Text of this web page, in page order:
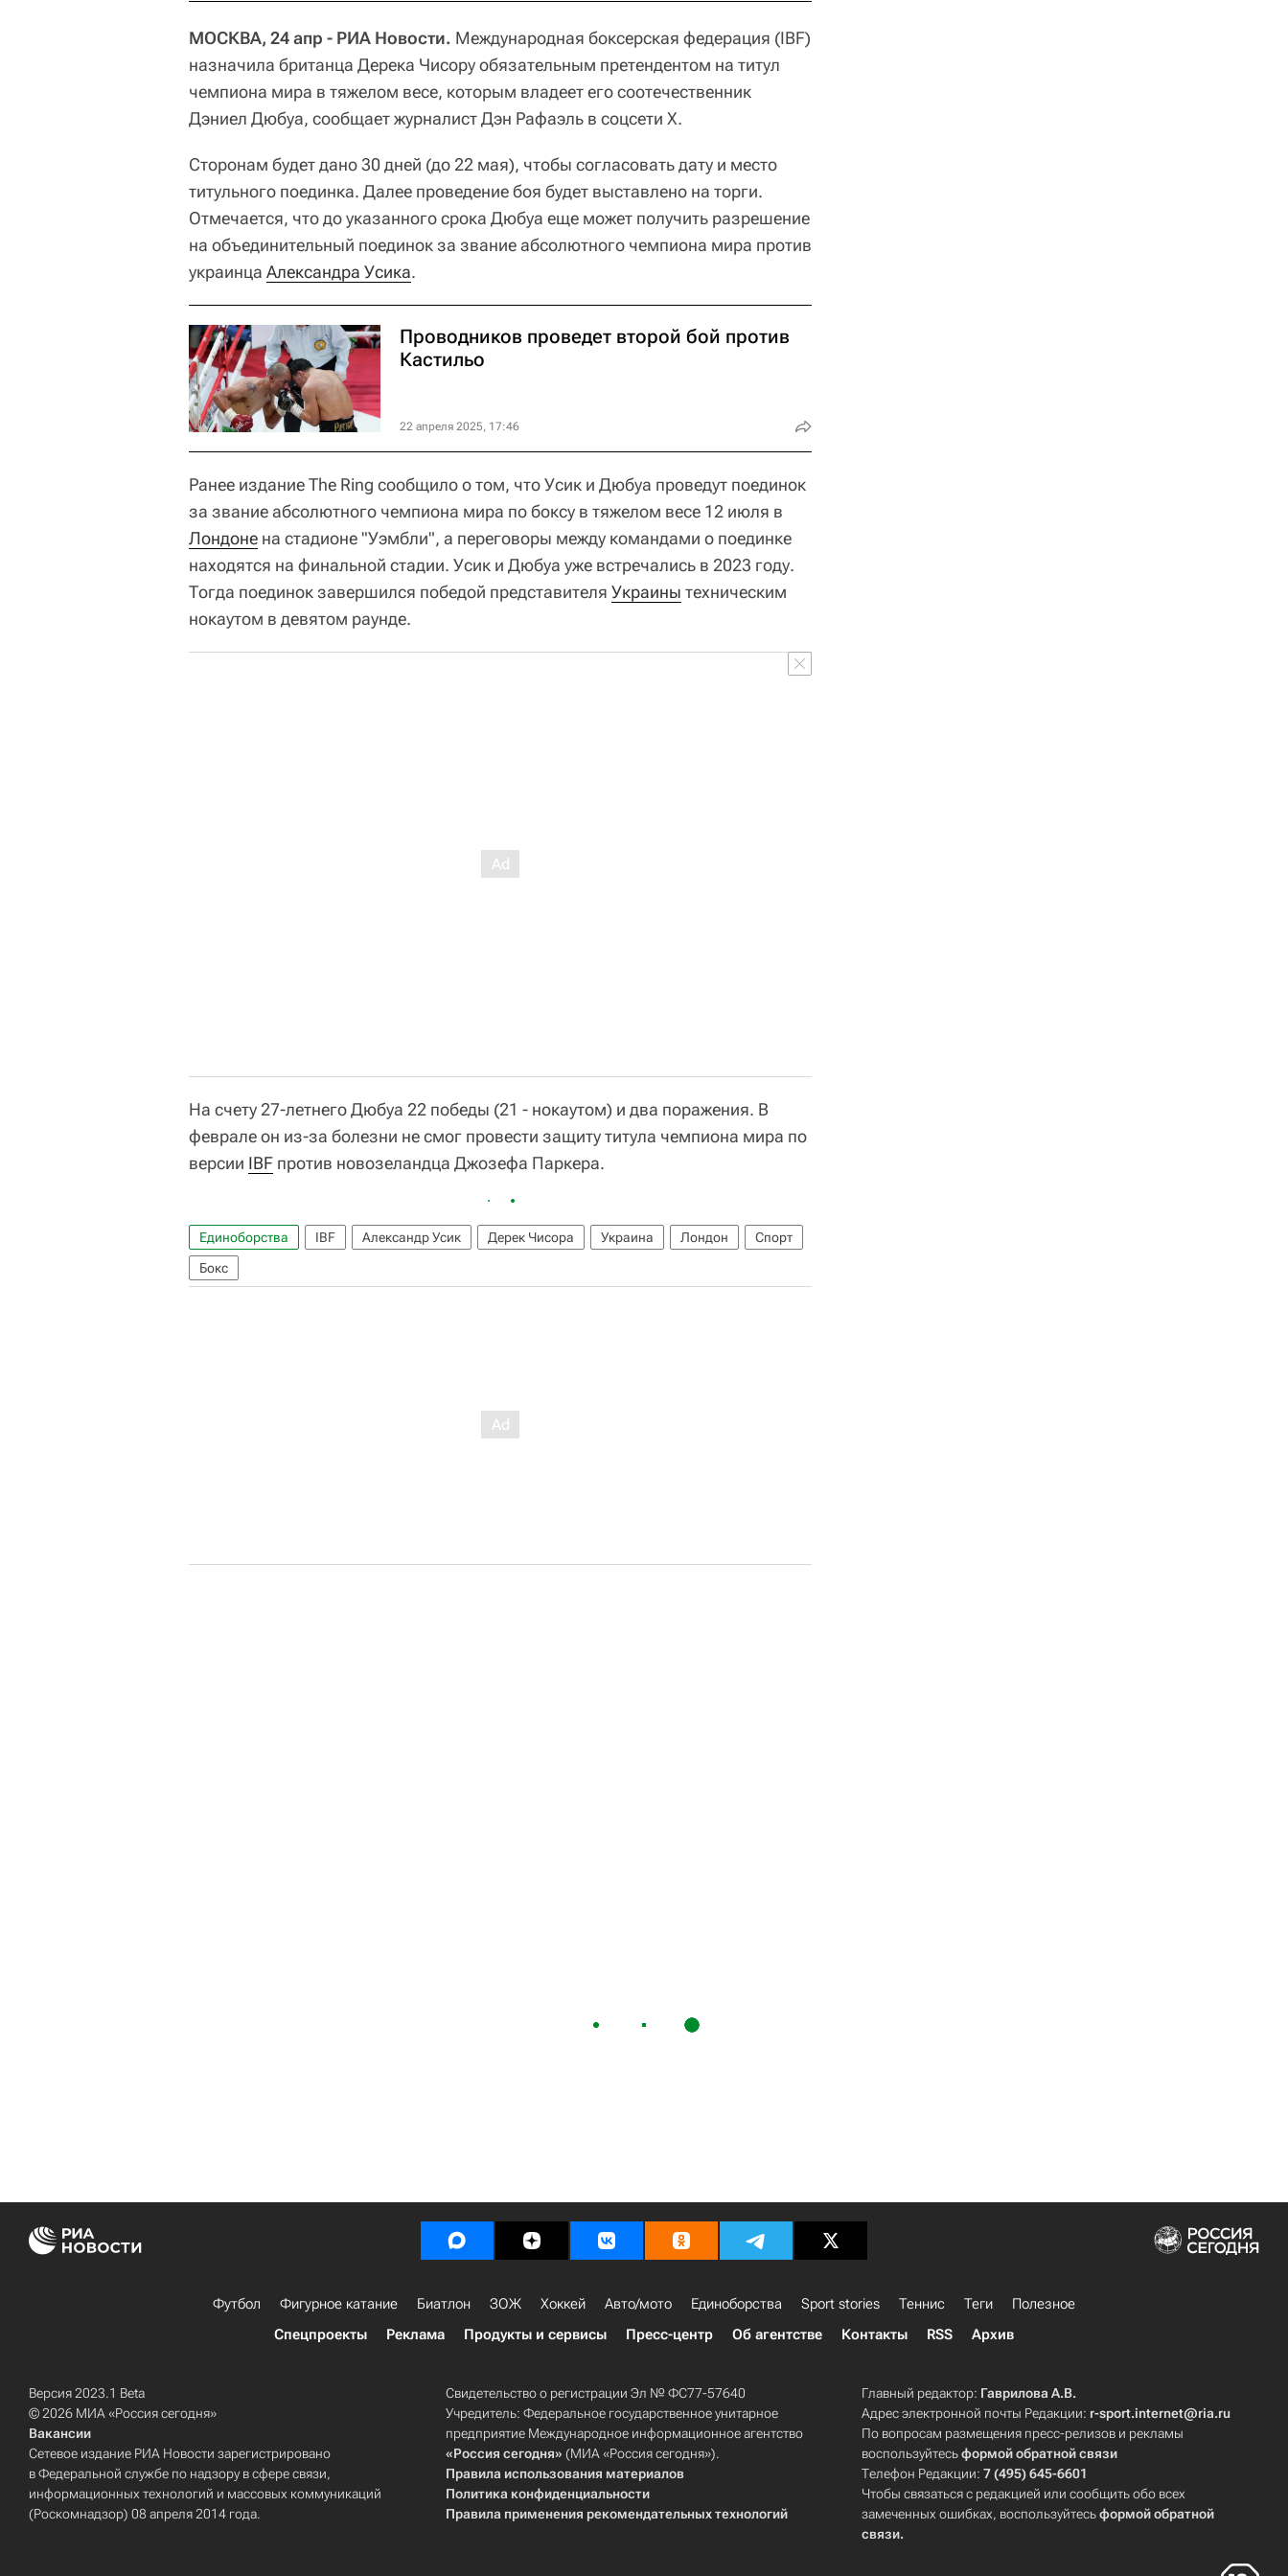
МОСКВА, 24 апр - РИА Новости. Международная боксерская федерация (IBF)
назначила британца Дерека Чисору обязательным претендентом на титул
чемпиона мира в тяжелом весе, которым владеет его соотечественник
Дэниел Дюбуа, сообщает журналист Дэн Рафаэль в соцсети Х.
Сторонам будет дано 30 дней (до 22 мая), чтобы согласовать дату и место
титульного поединка. Далее проведение боя будет выставлено на торги.
Отмечается, что до указанного срока Дюбуа еще может получить разрешение
на объединительный поединок за звание абсолютного чемпиона мира против
украинца Александра Усика.
Проводников проведет второй бой против
Кастильо
22 апреля 2025, 17:46
Ранее издание The Ring сообщило о том, что Усик и Дюбуа проведут поединок
за звание абсолютного чемпиона мира по боксу в тяжелом весе 12 июля в
Лондоне на стадионе "Уэмбли", а переговоры между командами о поединке
находятся на финальной стадии. Усик и Дюбуа уже встречались в 2023 году.
Тогда поединок завершился победой представителя Украины техническим
нокаутом в девятом раунде.
На счету 27-летнего Дюбуа 22 победы (21 - нокаутом) и два поражения. В
феврале он из-за болезни не смог провести защиту титула чемпиона мира по
версии IBF против новозеландца Джозефа Паркера.
Единоборства IBF Александр Усик Дерек Чисора Украина Лондон
Спорт
Бокс
Футбол Фигурное катание Биатлон ЗОЖ Хоккей Авто/мото Единоборства Sport stories Теннис Теги
Полезное
Спецпроекты
Реклама Продукты и сервисы Пресс-центр Об агентстве Контакты RSS Архив
Версия 2023.1 Beta
© 2026 МИА «Россия сегодня»
Вакансии
Сетевое издание РИА Новости зарегистрировано
в Федеральной службе по надзору в сфере связи,
информационных технологий и массовых коммуникаций
(Роскомнадзор) 08 апреля 2014 года.
Свидетельство о регистрации Эл № ФС77-57640
Учредитель: Федеральное государственное унитарное
предприятие Международное информационное агентство
«Россия сегодня» (МИА «Россия сегодня»).
Правила использования материалов
Политика конфиденциальности
Правила применения рекомендательных технологий
Главный редактор: Гаврилова А.В.
Адрес электронной почты Редакции: r-sport.internet@ria.ru
По вопросам размещения пресс-релизов и рекламы
воспользуйтесьформой обратной связи
Телефон Редакции:7 (495) 645-6601
Чтобы связаться с редакцией или сообщить обо всех
замеченных ошибках, воспользуйтесьформой обратной
связи.